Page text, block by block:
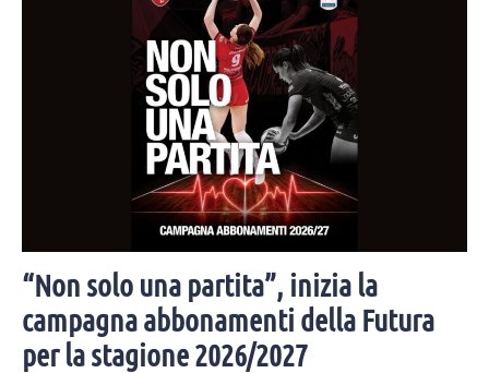
“Non solo una partita”, inizia la
campagna abbonamenti della Futura
per la stagione 2026/2027